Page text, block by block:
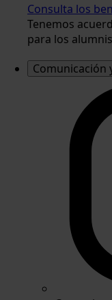
Consulta los
Tenemos
para los alumnis
Comunicación